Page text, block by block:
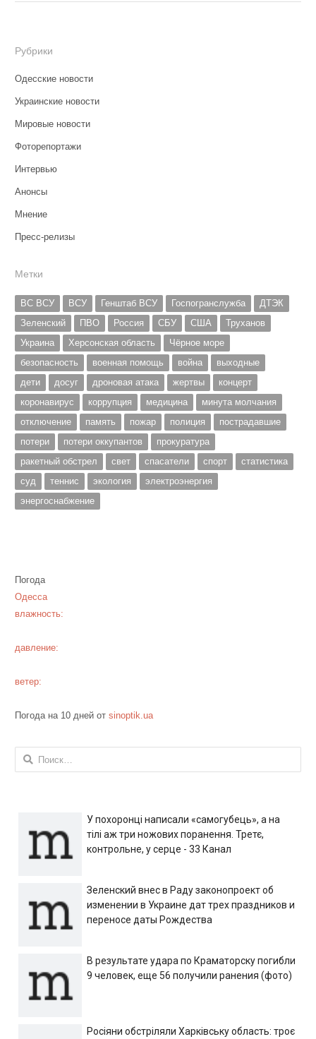
Рубрики
Одесские новости
Украинские новости
Мировые новости
Фоторепортажи
Интервью
Анонсы
Мнение
Пресс-релизы
Метки
ВС ВСУ ВСУ Генштаб ВСУ Госпогранслужба
ДТЭК
Зеленский
ПВО Россия СБУ США
Труханов
Украина
Херсонская область
Чёрное море
безопасность
военная помощь война
выходные
дети
досуг дроновая атака жертвы
концерт
коронавирус
коррупция медицина
минута молчания
отключение
память пожар полиция
пострадавшие
потери
потери оккупантов
прокуратура
ракетный обстрел
свет спасатели спорт
статистика
суд
теннис экология
электроэнергия
энергоснабжение
Погода
Одесса
влажность:
давление:
ветер:
Погода на 10 дней от sinoptik.ua
Найти:
У похоронці написали «самогубець», а на
тілі аж три ножових поранення. Третє,
контрольне, у серце - 33 Канал
Зеленский внес в Раду законопроект об
изменении в Украине дат трех праздников и
переносе даты Рождества
В результате удара по Краматорску погибли
9 человек, еще 56 получили ранения (фото)
Росіяни обстріляли Харківську область: троє